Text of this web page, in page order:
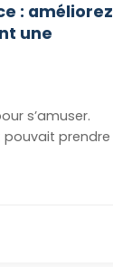
: améliorez
une
s’amuser.
pouvait prendre